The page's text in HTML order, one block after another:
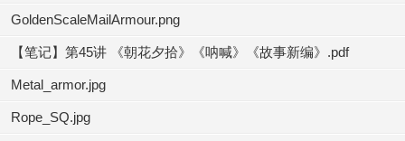
GoldenScaleMailArmour.png
【笔记】第45讲 《朝花夕拾》《呐喊》《故事新编》.pdf
Metal_armor.jpg
Rope_SQ.jpg